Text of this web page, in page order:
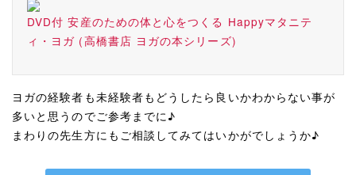
DVD付 安産のための体と心をつくる Happyマタニテ
ィ・ヨガ (高橋書店 ヨガの本シリーズ)
ヨガの経験者も未経験者もどうしたら良いかわからない事が
多いと思うのでご参考までに♪
まわりの先生方にもご相談してみてはいかがでしょうか♪